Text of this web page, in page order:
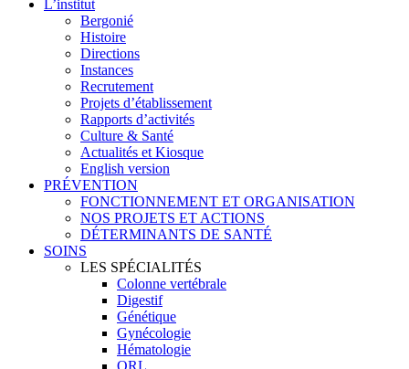
L’institut
Bergonié
Histoire
Directions
Instances
Recrutement
Projets d’établissement
Rapports d’activités
Culture & Santé
Actualités et Kiosque
English version
PRÉVENTION
FONCTIONNEMENT ET ORGANISATION
NOS PROJETS ET ACTIONS
DÉTERMINANTS DE SANTÉ
SOINS
LES SPÉCIALITÉS
Colonne vertébrale
Digestif
Génétique
Gynécologie
Hématologie
ORL